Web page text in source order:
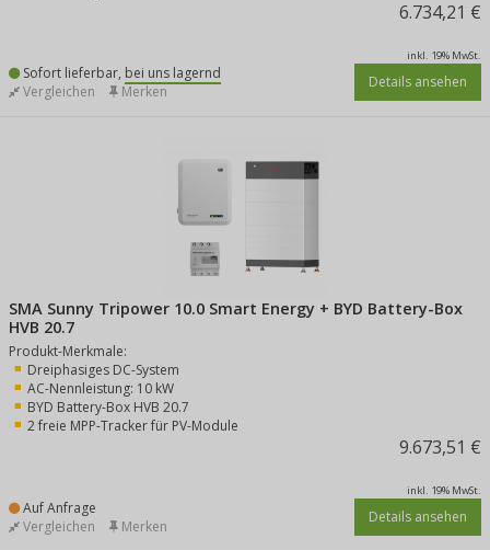
6.734,21 €
inkl. 19% MwSt.
Sofort lieferbar, bei uns lagernd Details ansehen
Vergleichen Merken
SMA Sunny Tripower 10.0 Smart Energy + BYD Battery-Box
HVB 20.7
Produkt-Merkmale:
Dreiphasiges DC-System
AC-Nennleistung: 10 kW
BYD Battery-Box HVB 20.7
2 freie MPP-Tracker für PV-Module
9.673,51 €
inkl. 19% MwSt.
Auf Anfrage Details ansehen
Vergleichen Merken